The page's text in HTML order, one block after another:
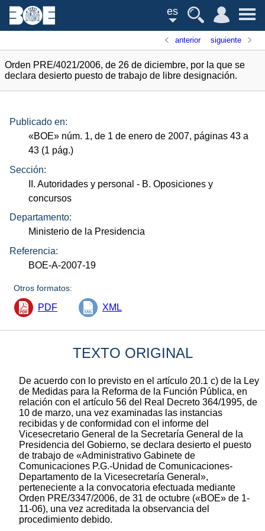
es
anterior siguiente
Orden PRE/4021/2006, de 26 de diciembre, por la que se
declara desierto puesto de trabajo de libre designación.
Publicado en:
«BOE» núm. 1, de 1 de enero de 2007, páginas 43 a
43 (1 pág.)
Sección:
II. Autoridades y personal - B. Oposiciones y
concursos
Departamento:
Ministerio de la Presidencia
Referencia:
BOE-A-2007-19
Otros formatos:
PDF XML
TEXTO ORIGINAL
De acuerdo con lo previsto en el artículo 20.1 c) de la Ley
de Medidas para la Reforma de la Función Pública, en
relación con el artículo 56 del Real Decreto 364/1995, de
10 de marzo, una vez examinadas las instancias
recibidas y de conformidad con el informe del
Vicesecretario General de la Secretaría General de la
Presidencia del Gobierno, se declara desierto el puesto
de trabajo de «Administrativo Gabinete de
Comunicaciones P.G.-Unidad de Comunicaciones-
Departamento de la Vicesecretaría General»,
perteneciente a la convocatoria efectuada mediante
Orden PRE/3347/2006, de 31 de octubre («BOE» de 1-
11-06), una vez acreditada la observancia del
procedimiento debido.